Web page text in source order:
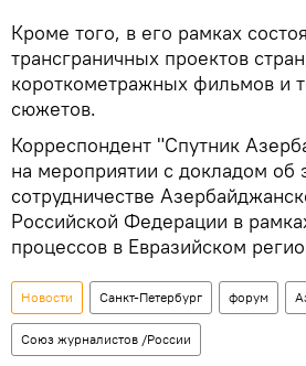
Кроме того, в его рамках
трансграничных проектов
короткометражных фильмов и
сюжетов.
Корреспондент "Спутник
на мероприятии с докладом об
сотрудничестве
Российской Федерации в
процессов в Евразийском
Новости Санкт-Петербург форум
Союз журналистов /России